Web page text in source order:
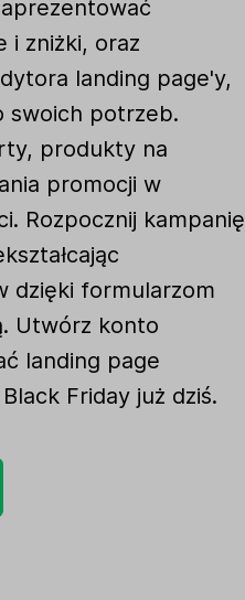
i zniżki, oraz
landing page'y,
swoich potrzeb.
produkty na
promocji w
Rozpocznij kampanię
dzięki formularzom
Utwórz konto
landing page
Friday już dziś.